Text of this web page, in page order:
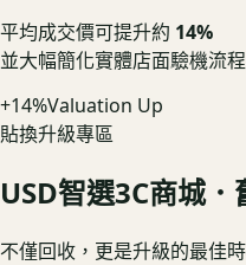
平均成交價可提升約 14%
並大幅簡化實體店面驗機流程
+14%Valuation Up
貼換升級專區
USD智選3C商城
不僅回收，更是升級的最佳